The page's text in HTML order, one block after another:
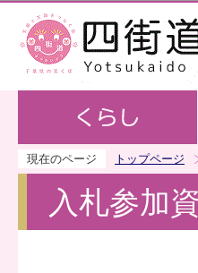
現在のページ トップページ
入札参加